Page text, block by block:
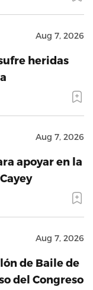
Aug 7, 2026
heridas
Aug 7, 2026
apoyar en la
Aug 7, 2026
de Baile de
del Congreso